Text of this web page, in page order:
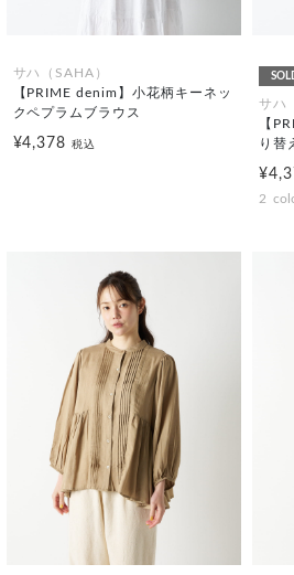
サハ（SAHA）
【PRIME denim】小花柄キーネッ
クペプラムブラウス
¥4,378税込
サハ
【
り替
2